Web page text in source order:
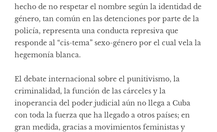
hecho de no respetar el nombre según la identidad de
género, tan común en las detenciones por parte de la
policía, representa una conducta represiva que
responde al “cis-tema” sexo-género por el cual vela la
hegemonía blanca.
El debate internacional sobre el punitivismo, la
criminalidad, la función de las cárceles y la
inoperancia del poder judicial aún no llega a Cuba
con toda la fuerza que ha llegado a otros países; en
gran medida, gracias a movimientos feministas y